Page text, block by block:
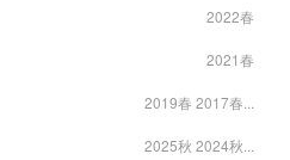
2022春
2021春
2019春 2017春...
2025秋 2024秋...